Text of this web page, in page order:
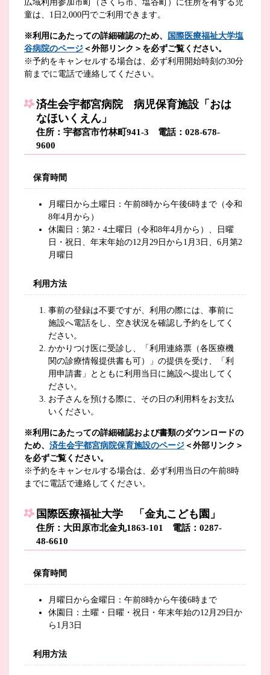
広域利用参加市町（さくら市、塩谷町）に住所を有する児
童は、1日2,000円でご利用できます。
※利用にあたっての詳細確認のため、
国際医療福祉大学塩
谷病院のページ ＜外部リンク＞ を必ずご覧ください。
※予約をキャンセルする場合は、必ず利用開始時刻の30分
前までに電話で連絡してください。
済生会宇都宮病院 病児保育施設「おは
なほいくえん」
住所：宇都宮市竹林町941-3 電話：028-678-
9600
保育時間
月曜日から土曜日：午前8時から午後6時まで（令和
8年4月から）
休園日：第2・4土曜日（令和8年4月から）、日曜
日・祝日、年末年始の12月29日から1月3日、6月第2
月曜日
利用方法
事前の登録は不要ですが、利用の際には、事前に
施設へ電話をし、空き状況を確認し予約をしてく
ださい。
かかりつけ医に受診し、「利用連絡票（各医療機
関の診療情報提供書も可）」の提供を受け、「利
用申請書」とともに利用当日に施設へ提出してく
ださい。
お子さんを預ける際に、その日の利用料をお支払
いください。
※利用にあたっての詳細確認および書類のダウンロードの
ため、 済生会宇都宮病院保育施設のページ ＜外部リンク＞
を必ずご覧ください。
※予約をキャンセルする場合は、必ず利用当日の午前8時
までに電話で連絡してください。
国際医療福祉大学 「金丸こども園」
住所：大田原市北金丸1863-101 電話：0287-
48-6610
保育時間
月曜日から金曜日：午前8時から午後6時まで
休園日：土曜・日曜・祝日・年末年始の12月29日か
ら1月3日
利用方法